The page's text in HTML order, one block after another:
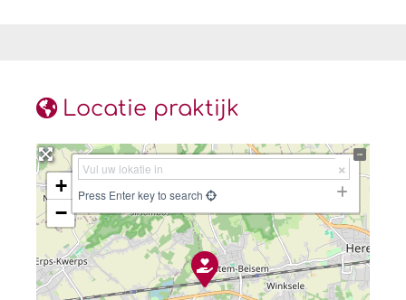
Locatie praktijk
+
−
Press Enter key to search